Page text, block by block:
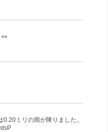
👀
0.20ミリの雨が降りました。